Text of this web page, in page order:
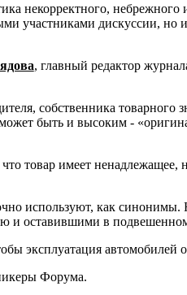
некорректного,
участниками дискуссии, но
, главный редактор
собственника товарного
быть и высоким -
товар имеет
используют, как
оставившими в
эксплуатация
Форума.